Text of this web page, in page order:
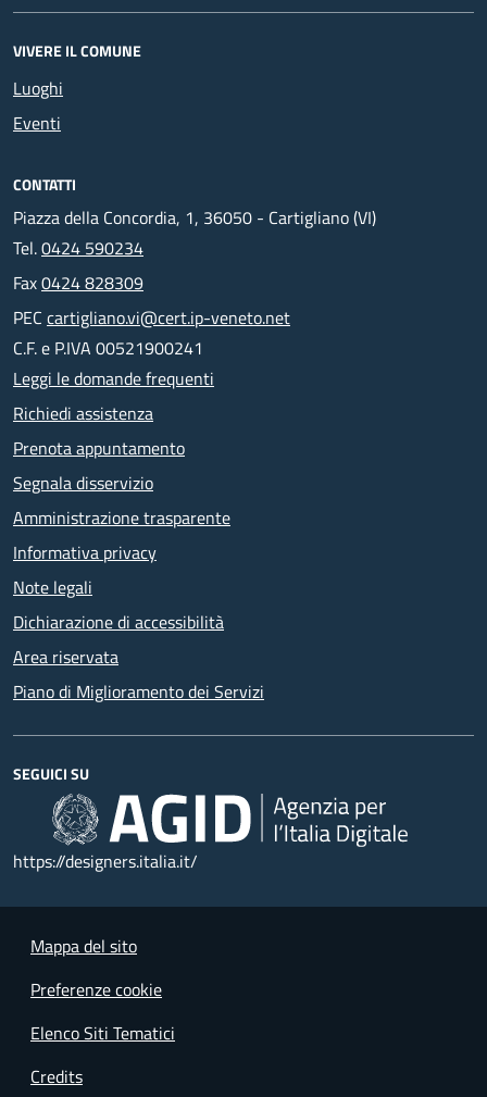
VIVERE IL COMUNE
Luoghi
Eventi
CONTATTI
Piazza della Concordia, 1, 36050 - Cartigliano (VI)
Tel.0424 590234
Fax0424 828309
PEC cartigliano.vi@cert.ip-veneto.net
C.F. e P.IVA 00521900241
Leggi le domande frequenti
Richiedi assistenza
Prenota appuntamento
Segnala disservizio
Amministrazione trasparente
Informativa privacy
Note legali
Dichiarazione di accessibilità
Area riservata
Piano di Miglioramento dei Servizi
SEGUICI SU
https://designers.italia.it/
Mappa del sito
Preferenze cookie
Elenco Siti Tematici
Credits